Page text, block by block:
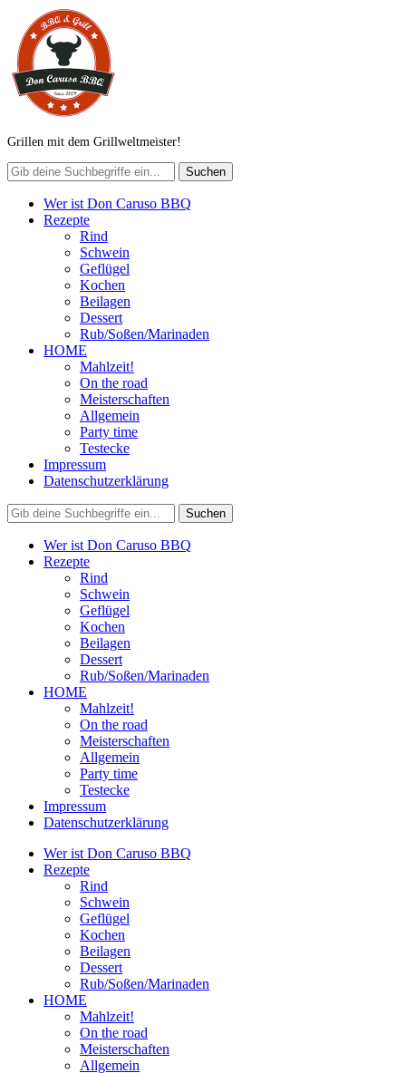
Grillen mit dem Grillweltmeister!
Wer ist Don Caruso BBQ
Rezepte
Rind
Schwein
Geflügel
Kochen
Beilagen
Dessert
Rub/Soßen/Marinaden
HOME
Mahlzeit!
On the road
Meisterschaften
Allgemein
Party time
Testecke
Impressum
Datenschutzerklärung
Wer ist Don Caruso BBQ
Rezepte
Rind
Schwein
Geflügel
Kochen
Beilagen
Dessert
Rub/Soßen/Marinaden
HOME
Mahlzeit!
On the road
Meisterschaften
Allgemein
Party time
Testecke
Impressum
Datenschutzerklärung
Wer ist Don Caruso BBQ
Rezepte
Rind
Schwein
Geflügel
Kochen
Beilagen
Dessert
Rub/Soßen/Marinaden
HOME
Mahlzeit!
On the road
Meisterschaften
Allgemein